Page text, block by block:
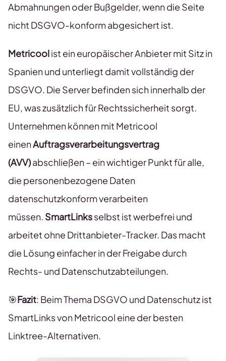
Abmahnungen oder Bußgelder, wenn die Seite
nicht DSGVO-konform abgesichert ist.
Metricoolist ein europäischer Anbieter mit Sitz in
Spanien und unterliegt damit vollständig der
DSGVO. Die Server befinden sich innerhalb der
EU, was zusätzlich für Rechtssicherheit sorgt.
Unternehmen können mit Metricool
einenAuftragsverarbeitungsvertrag
(AVV)abschließen – ein wichtiger Punkt für alle,
die personenbezogene Daten
datenschutzkonform verarbeiten
müssen. SmartLinksselbst ist werbefrei und
arbeitet ohne Drittanbieter-Tracker. Das macht
die Lösung einfacher in der Freigabe durch
Rechts- und Datenschutzabteilungen.
🎯Fazit: Beim Thema DSGVO und Datenschutz ist
SmartLinks von Metricool eine der besten
Linktree-Alternativen.